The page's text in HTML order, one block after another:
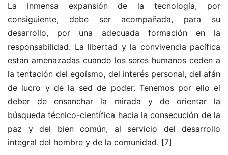
La inmensa expansión de la tecnología, por
consiguiente, debe ser acompañada, para su
desarrollo, por una adecuada formación en la
responsabilidad. La libertad y la convivencia pacífica
están amenazadas cuando los seres humanos ceden a
la tentación del egoísmo, del interés personal, del afán
de lucro y de la sed de poder. Tenemos por ello el
deber de ensanchar la mirada y de orientar la
búsqueda técnico-científica hacia la consecución de la
paz y del bien común, al servicio del desarrollo
integral del hombre y de la comunidad. [7]